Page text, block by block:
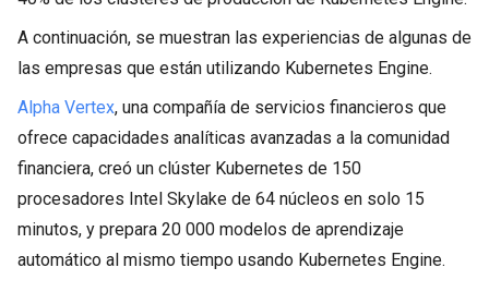
A continuación, se muestran las experiencias de algunas de
las empresas que están utilizando Kubernetes Engine.
Alpha Vertex, una compañía de servicios financieros que
ofrece capacidades analíticas avanzadas a la comunidad
financiera, creó un clúster Kubernetes de 150
procesadores Intel Skylake de 64 núcleos en solo 15
minutos, y prepara 20 000 modelos de aprendizaje
automático al mismo tiempo usando Kubernetes Engine.